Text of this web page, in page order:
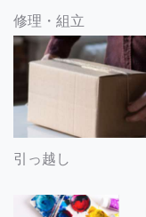
修理・組立
引っ越し